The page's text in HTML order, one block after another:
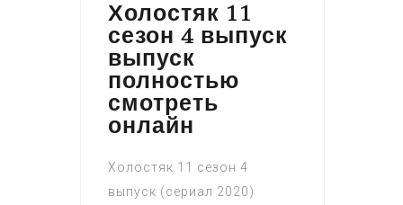
Холостяк 11
сезон 4 выпуск
выпуск
полностью
смотреть
онлайн
Холостяк 11 сезон 4
выпуск (сериал 2020)